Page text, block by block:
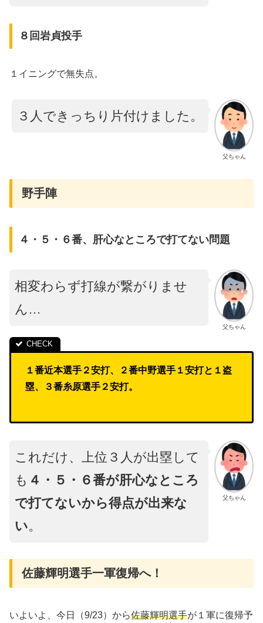
８回岩貞投手
１イニングで無失点。
父ちゃん
３人できっちり片付けました。
野手陣
４・５・６番、肝心なところで打てない問題
父ちゃん
相変わらず打線が繋がりませ
ん…
１番近本選手２安打、２番中野選手１安打と１盗
塁、３番糸原選手２安打。
父ちゃん
これだけ、上位３人が出塁して
も ４・５・６番が肝心なところ
で打てないから得点が出来な
い。
佐藤輝明選手一軍復帰へ！
いよいよ、今日（9/23）から佐藤輝明選手が１軍に復帰予